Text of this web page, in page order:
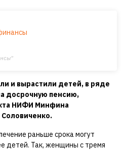
и вырастили детей, в ряде
досрочную пенсию,
НИФИ Минфина
раньше срока могут
детей. Так, женщины с тремя